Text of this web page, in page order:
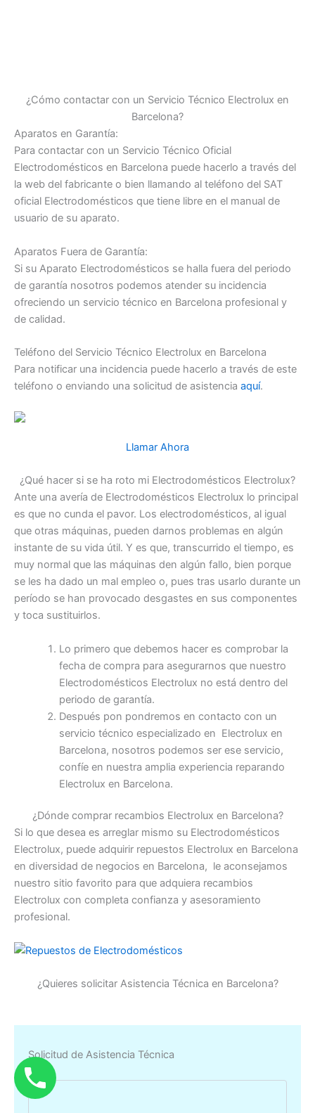
¿Cómo contactar con un Servicio Técnico Electrolux en
Barcelona?
Aparatos en Garantía:
Para contactar con un Servicio Técnico Oficial
Electrodomésticos en Barcelona puede hacerlo a través del
la web del fabricante o bien llamando al teléfono del SAT
oficial Electrodomésticos que tiene libre en el manual de
usuario de su aparato.
Aparatos Fuera de Garantía:
Si su Aparato Electrodomésticos se halla fuera del periodo
de garantía nosotros podemos atender su incidencia
ofreciendo un servicio técnico en Barcelona profesional y
de calidad.
Teléfono del Servicio Técnico Electrolux en Barcelona
Para notificar una incidencia puede hacerlo a través de este
teléfono o enviando una solicitud de asistencia aquí.
Llamar Ahora
¿Qué hacer si se ha roto mi Electrodomésticos Electrolux?
Ante una avería de Electrodomésticos Electrolux lo principal
es que no cunda el pavor. Los electrodomésticos, al igual
que otras máquinas, pueden darnos problemas en algún
instante de su vida útil. Y es que, transcurrido el tiempo, es
muy normal que las máquinas den algún fallo, bien porque
se les ha dado un mal empleo o, pues tras usarlo durante un
período se han provocado desgastes en sus componentes
y toca sustituirlos.
Lo primero que debemos hacer es comprobar la
fecha de compra para asegurarnos que nuestro
Electrodomésticos Electrolux no está dentro del
periodo de garantía.
Después pon pondremos en contacto con un
servicio técnico especializado en Electrolux en
Barcelona, nosotros podemos ser ese servicio,
confíe en nuestra amplia experiencia reparando
Electrolux en Barcelona.
¿Dónde comprar recambios Electrolux en Barcelona?
Si lo que desea es arreglar mismo su Electrodomésticos
Electrolux, puede adquirir repuestos Electrolux en Barcelona
en diversidad de negocios en Barcelona, le aconsejamos
nuestro sitio favorito para que adquiera recambios
Electrolux con completa confianza y asesoramiento
profesional.
¿Quieres solicitar Asistencia Técnica en Barcelona?
Solicitud de Asistencia Técnica